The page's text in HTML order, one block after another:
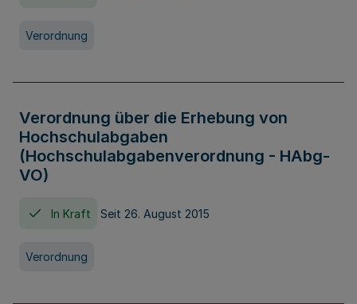
Verordnung
Verordnung über die Erhebung von
Hochschulabgaben
(Hochschulabgabenverordnung - HAbg-
VO)
In Kraft Seit 26. August 2015
Verordnung